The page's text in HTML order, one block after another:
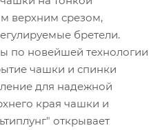
верхним срезом,
бретели.
по новейшей технологии
чашки и спинки
для надежной
края чашки и
открывает